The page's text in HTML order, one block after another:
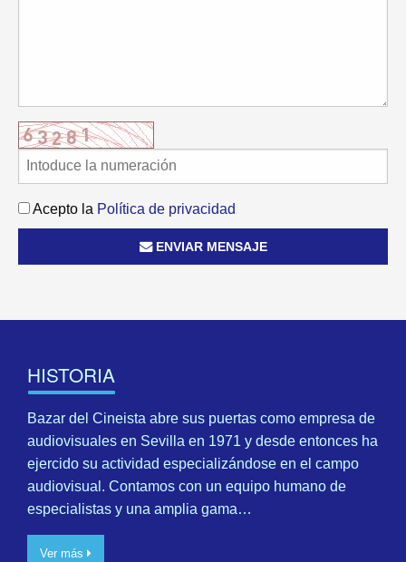
Acepto la Política de privacidad
ENVIAR MENSAJE
HISTORIA
Bazar del Cineista abre sus puertas como empresa de
audiovisuales en Sevilla en 1971 y desde entonces ha
ejercido su actividad especializándose en el campo
audiovisual. Contamos con un equipo humano de
especialistas y una amplia gama…
Ver más